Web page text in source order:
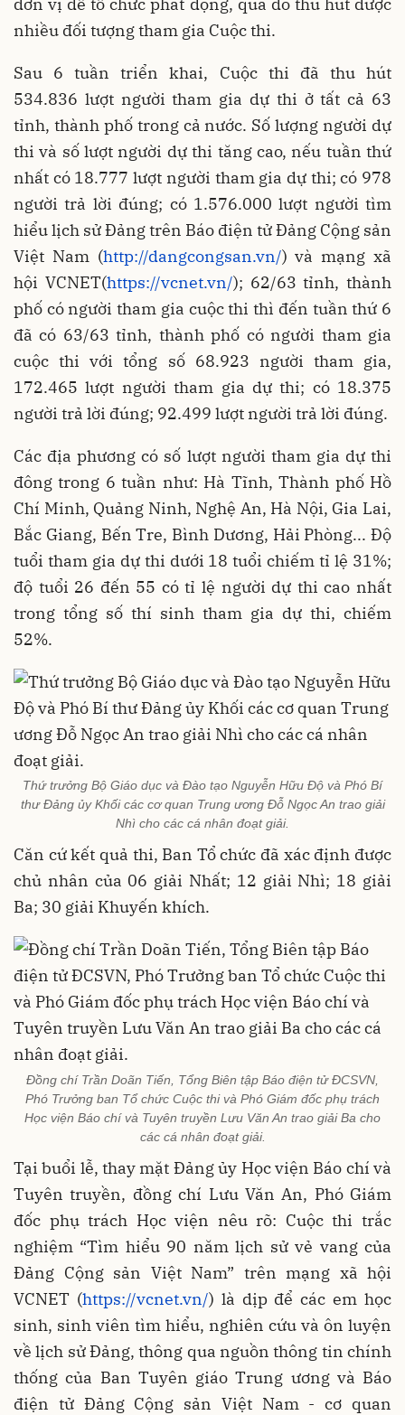
nhiều đối tượng tham gia Cuộc thi.
Sau 6 tuần triển khai, Cuộc thi đã thu hút
534.836 lượt người tham gia dự thi ở tất cả 63
tỉnh, thành phố trong cả nước. Số lượng người dự
thi và số lượt người dự thi tăng cao, nếu tuần thứ
nhất có 18.777 lượt người tham gia dự thi; có 978
người trả lời đúng; có 1.576.000 lượt người tìm
hiểu lịch sử Đảng trên Báo điện tử Đảng Cộng sản
Việt Nam (http://dangcongsan.vn/) và mạng xã
hội VCNET(https://vcnet.vn/); 62/63 tỉnh, thành
phố có người tham gia cuộc thi thì đến tuần thứ 6
đã có 63/63 tỉnh, thành phố có người tham gia
cuộc thi với tổng số 68.923 người tham gia,
172.465 lượt người tham gia dự thi; có 18.375
người trả lời đúng; 92.499 lượt người trả lời đúng.
Các địa phương có số lượt người tham gia dự thi
đông trong 6 tuần như: Hà Tĩnh, Thành phố Hồ
Chí Minh, Quảng Ninh, Nghệ An, Hà Nội, Gia Lai,
Bắc Giang, Bến Tre, Bình Dương, Hải Phòng... Độ
tuổi tham gia dự thi dưới 18 tuổi chiếm tỉ lệ 31%;
độ tuổi 26 đến 55 có tỉ lệ người dự thi cao nhất
trong tổng số thí sinh tham gia dự thi, chiếm
52%.
Thứ trưởng Bộ Giáo dục và Đào tạo Nguyễn Hữu Độ và Phó Bí
thư Đảng ủy Khối các cơ quan Trung ương Đỗ Ngọc An trao giải
Nhì cho các cá nhân đoạt giải.
Căn cứ kết quả thi, Ban Tổ chức đã xác định được
chủ nhân của 06 giải Nhất; 12 giải Nhì; 18 giải
Ba; 30 giải Khuyến khích.
Đồng chí Trần Doãn Tiến, Tổng Biên tập Báo điện tử ĐCSVN,
Phó Trưởng ban Tổ chức Cuộc thi và Phó Giám đốc phụ trách
Học viện Báo chí và Tuyên truyền Lưu Văn An trao giải Ba cho
các cá nhân đoạt giải.
Tại buổi lễ, thay mặt Đảng ủy Học viện Báo chí và
Tuyên truyền, đồng chí Lưu Văn An, Phó Giám
đốc phụ trách Học viện nêu rõ: Cuộc thi trắc
nghiệm “Tìm hiểu 90 năm lịch sử vẻ vang của
Đảng Cộng sản Việt Nam” trên mạng xã hội
VCNET (https://vcnet.vn/) là dịp để các em học
sinh, sinh viên tìm hiểu, nghiên cứu và ôn luyện
về lịch sử Đảng, thông qua nguồn thông tin chính
thống của Ban Tuyên giáo Trung ương và Báo
điện tử Đảng Cộng sản Việt Nam - cơ quan